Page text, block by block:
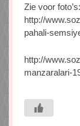
Zie voor foto’s:
http://
pahali-
http://
manzaralari-